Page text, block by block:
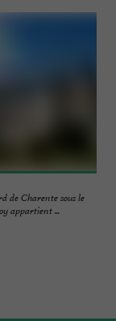
de Charente sous le
appartient ...